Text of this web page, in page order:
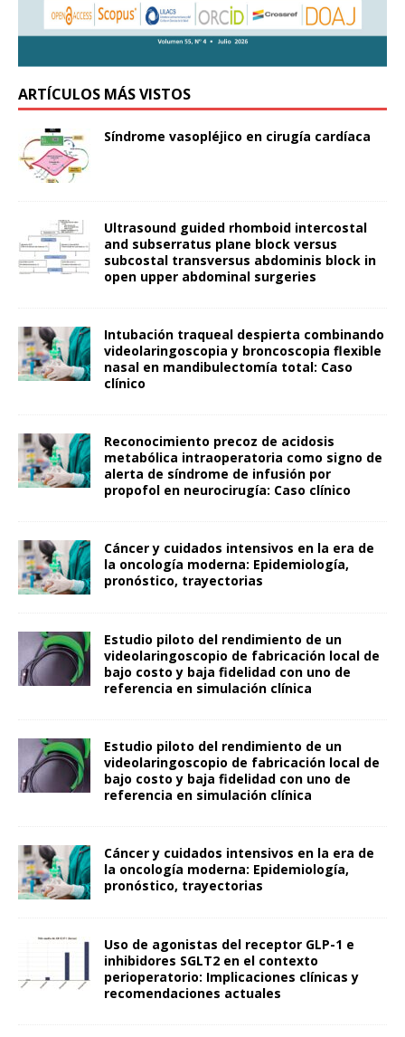
ARTÍCULOS MÁS VISTOS
Síndrome vasopléjico en cirugía cardíaca
Ultrasound guided rhomboid intercostal
and subserratus plane block versus
subcostal transversus abdominis block in
open upper abdominal surgeries
Intubación traqueal despierta combinando
videolaringoscopia y broncoscopia flexible
nasal en mandibulectomía total: Caso
clínico
Reconocimiento precoz de acidosis
metabólica intraoperatoria como signo de
alerta de síndrome de infusión por
propofol en neurocirugía: Caso clínico
Cáncer y cuidados intensivos en la era de
la oncología moderna: Epidemiología,
pronóstico, trayectorias
Estudio piloto del rendimiento de un
videolaringoscopio de fabricación local de
bajo costo y baja fidelidad con uno de
referencia en simulación clínica
Estudio piloto del rendimiento de un
videolaringoscopio de fabricación local de
bajo costo y baja fidelidad con uno de
referencia en simulación clínica
Cáncer y cuidados intensivos en la era de
la oncología moderna: Epidemiología,
pronóstico, trayectorias
Uso de agonistas del receptor GLP-1 e
inhibidores SGLT2 en el contexto
perioperatorio: Implicaciones clínicas y
recomendaciones actuales